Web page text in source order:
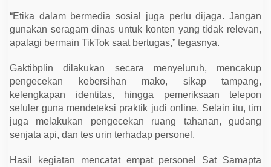
r
i
n
g
P
l
n
g
a
r
a
n
i
“Etika dalam bermedia sosial juga perlu dijaga. Jangan
gunakan seragam dinas untuk konten yang tidak relevan,
apalagi bermain TikTok saat bertugas,” tegasnya.
Gaktibplin dilakukan secara menyeluruh, mencakup
pengecekan kebersihan mako, sikap tampang,
kelengkapan identitas, hingga pemeriksaan telepon
seluler guna mendeteksi praktik judi online. Selain itu, tim
juga melakukan pengecekan ruang tahanan, gudang
senjata api, dan tes urin terhadap personel.
Hasil kegiatan mencatat empat personel Sat Samapta